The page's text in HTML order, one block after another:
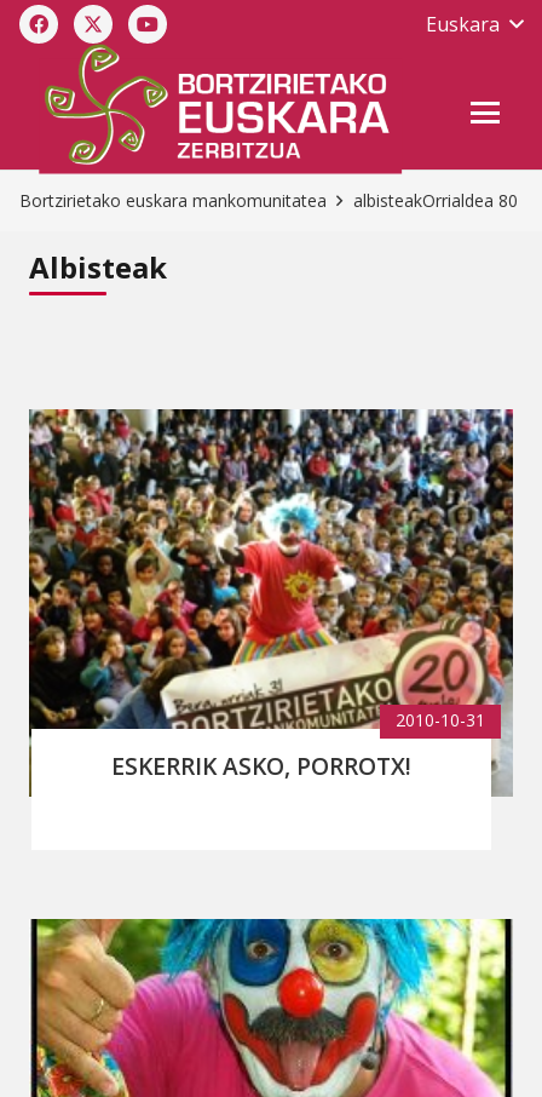
Euskara
Bortzirietako euskara mankomunitatea albisteakOrrialdea 80
Albisteak
2010-10-31
ESKERRIK ASKO, PORROTX!